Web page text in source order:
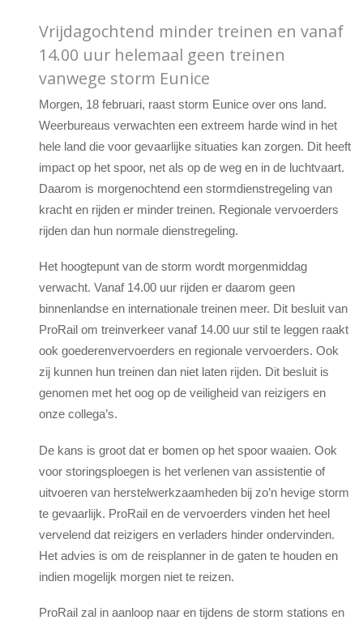
Vrijdagochtend minder treinen en vanaf
14.00 uur helemaal geen treinen
vanwege storm Eunice
Morgen, 18 februari, raast storm Eunice over ons land.
Weerbureaus verwachten een extreem harde wind in het
hele land die voor gevaarlijke situaties kan zorgen. Dit heeft
impact op het spoor, net als op de weg en in de luchtvaart.
Daarom is morgenochtend een stormdienstregeling van
kracht en rijden er minder treinen. Regionale vervoerders
rijden dan hun normale dienstregeling.
Het hoogtepunt van de storm wordt morgenmiddag
verwacht. Vanaf 14.00 uur rijden er daarom geen
binnenlandse en internationale treinen meer. Dit besluit van
ProRail om treinverkeer vanaf 14.00 uur stil te leggen raakt
ook goederenvervoerders en regionale vervoerders. Ook
zij kunnen hun treinen dan niet laten rijden. Dit besluit is
genomen met het oog op de veiligheid van reizigers en
onze collega’s.
De kans is groot dat er bomen op het spoor waaien. Ook
voor storingsploegen is het verlenen van assistentie of
uitvoeren van herstelwerkzaamheden bij zo’n hevige storm
te gevaarlijk. ProRail en de vervoerders vinden het heel
vervelend dat reizigers en verladers hinder ondervinden.
Het advies is om de reisplanner in de gaten te houden en
indien mogelijk morgen niet te reizen.
ProRail zal in aanloop naar en tijdens de storm stations en